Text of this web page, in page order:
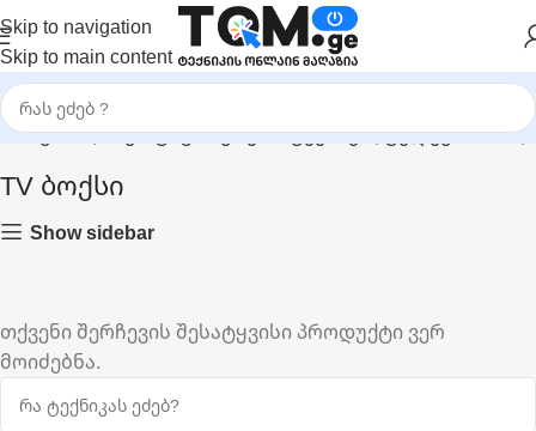
Skip to navigation
Skip to main content
მთავარი|საყოფაცხოვრებო ტექნიკა|ტელევიზორი|
TV ბოქსი
Show sidebar
თქვენი შერჩევის შესატყვისი პროდუქტი ვერ
მოიძებნა.